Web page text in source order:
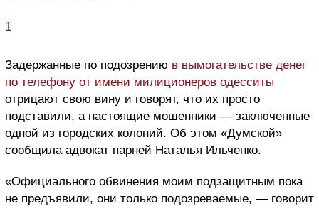
1
Задержанные по подозрению в вымогательстве денег
по телефону от имени милиционеров одесситы
отрицают свою вину и говорят, что их просто
подставили, а настоящие мошенники — заключенные
одной из городских колоний. Об этом «Думской»
сообщила адвокат парней Наталья Ильченко.
«Официального обвинения моим подзащитным пока
не предъявили, они только подозреваемые, — говорит